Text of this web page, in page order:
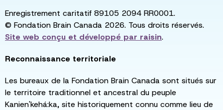
Enregistrement caritatif 89105 2094 RR0001.
© Fondation Brain Canada 2026. Tous droits réservés.
Site web conçu et développé par raisin.
Reconnaissance territoriale
Les bureaux de la Fondation Brain Canada sont situés sur
le territoire traditionnel et ancestral du peuple
Kanien'kehá:ka, site historiquement connu comme lieu de